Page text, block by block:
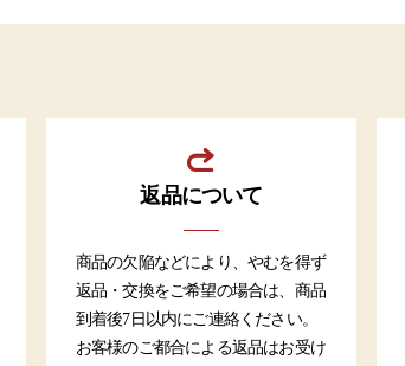
返品について
商品の欠陥などにより、やむを得ず
返品・交換をご希望の場合は、商品
到着後7日以内にご連絡ください。
お客様のご都合による返品はお受け